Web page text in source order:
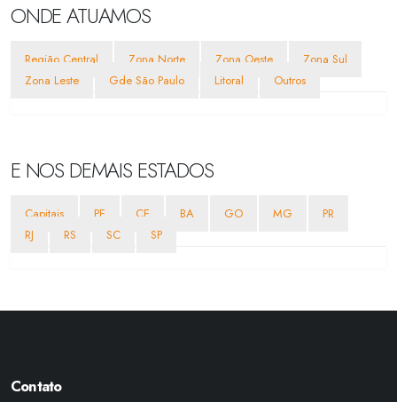
ONDE ATUAMOS
Região Central Zona Norte Zona Oeste
Zona Sul
Zona Leste
Gde São Paulo Litoral Outros
E NOS DEMAIS ESTADOS
Capitais PE CE BA GO MG
PR
RJ
RS SC SP
Contato